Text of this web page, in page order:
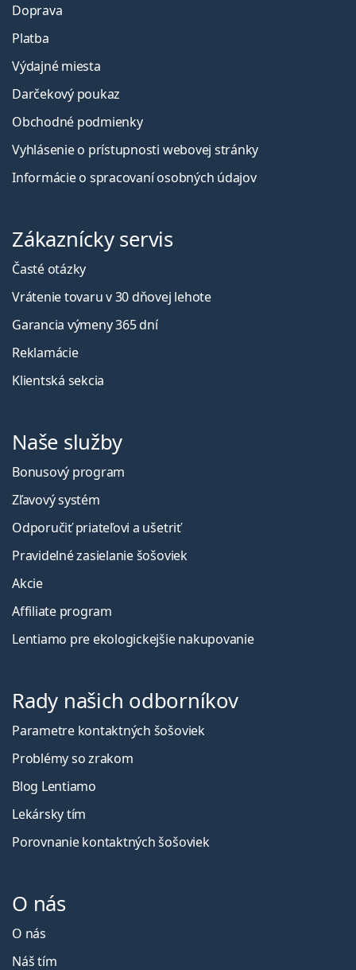
Doprava
Platba
Výdajné miesta
Darčekový poukaz
Obchodné podmienky
Vyhlásenie o prístupnosti webovej stránky
Informácie o spracovaní osobných údajov
Zákaznícky servis
Časté otázky
Vrátenie tovaru v 30 dňovej lehote
Garancia výmeny 365 dní
Reklamácie
Klientská sekcia
Naše služby
Bonusový program
Zľavový systém
Odporučiť priateľovi a ušetriť
Pravidelné zasielanie šošoviek
Akcie
Affiliate program
Lentiamo pre ekologickejšie nakupovanie
Rady našich odborníkov
Parametre kontaktných šošoviek
Problémy so zrakom
Blog Lentiamo
Lekársky tím
Porovnanie kontaktných šošoviek
O nás
O nás
Náš tím